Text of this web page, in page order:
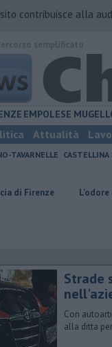
contribuisce alla
EMPOLESE
Attualità
TAVARNELLE
L'odore degli incendi
Strade
Con
alla ditta